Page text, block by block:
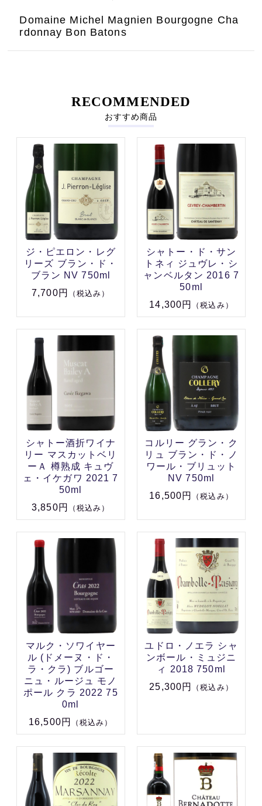
Domaine Michel Magnien Bourgogne Cha
rdonnay Bon Batons
RECOMMENDED
おすすめ商品
ジ・ピエロン・レグ
リーズ ブラン・ド・
ブラン NV 750ml
7,700円
（税込み）
シャトー・ド・サン
トネィ ジュヴレ・シ
ャンベルタン 2016 7
50ml
14,300円
（税込み）
シャトー酒折ワイナ
リー マスカットベリ
ーＡ 樽熟成 キュヴ
ェ・イケガワ 2021 7
50ml
3,850円
（税込み）
コルリー グラン・ク
リュ ブラン・ド・ノ
ワール・ブリュット
NV 750ml
16,500円
（税込み）
マルク・ソワイヤー
ル (ドメーヌ・ド・
ラ・クラ) ブルゴー
ニュ・ルージュ モノ
ポール クラ 2022 75
0ml
16,500円
（税込み）
ユドロ・ノエラ シャ
ンボール・ミュジニ
ィ 2018 750ml
25,300円
（税込み）